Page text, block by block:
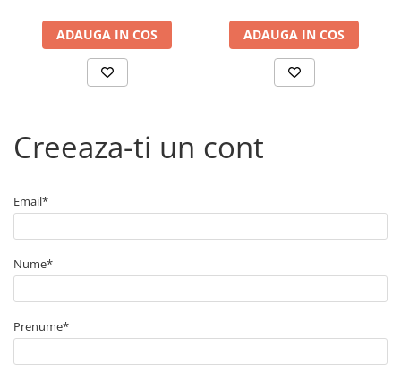
■ Intretinere auto
■ Electrice auto
■ Siguranta auto
■ Truse si scule de mana
■ Stergatoare auto
■ Echipamente de ridicare
■ Produse universale
■ Echipamente atelier
ADAUGA IN COS ADAUGA IN COS
Creeaza-ti un cont
Email*
Nume*
Prenume*